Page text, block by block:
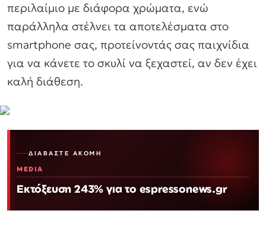
περιλαίμιο με διάφορα χρώματα, ενώ
παράλληλα στέλνει τα αποτελέσματα στο
smartphone σας, προτείνοντάς σας παιχνίδια
για να κάνετε το σκυλί να ξεχαστεί, αν δεν έχει
καλή διάθεση.
ΔΙΑΒΆΣΤΕ ΑΚΌΜΗ
MEDIA
Εκτόξευση 243% για το espressonews.gr